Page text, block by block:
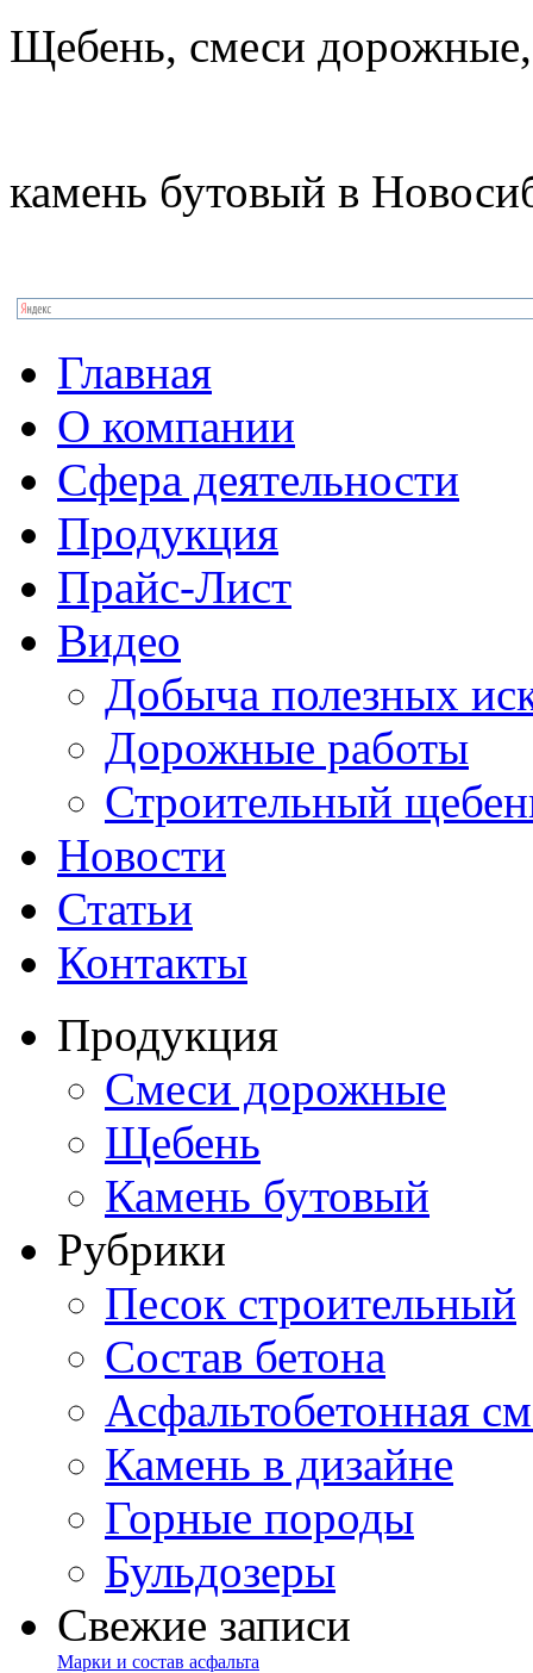
Щебень, смеси дорожные,
камень бутовый в
Главная
О компании
Сфера деятельности
Продукция
Прайс-Лист
Видео
Добыча полезных
Дорожные работы
Строительный
Новости
Статьи
Контакты
Продукция
Смеси дорожные
Щебень
Камень бутовый
Рубрики
Песок строительный
Состав бетона
Асфальтобетонная
Камень в дизайне
Горные породы
Бульдозеры
Свежие записи
Марки и состав асфальта